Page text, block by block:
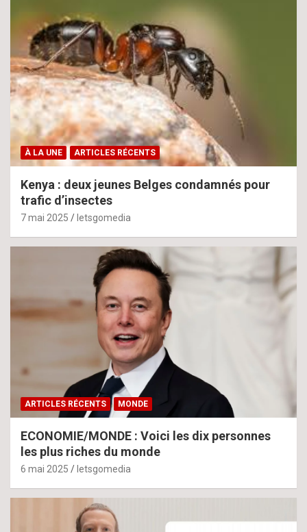
À LA UNE ARTICLES RÉCENTS
Kenya : deux jeunes Belges condamnés pour
trafic d’insectes
7 mai 2025 letsgomedia
ARTICLES RÉCENTS MONDE
ECONOMIE/MONDE : Voici les dix personnes
les plus riches du monde
6 mai 2025 letsgomedia